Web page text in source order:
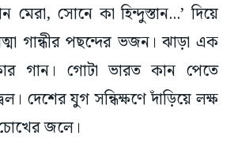
মেরা, সোনে কা হিন্দুস্তান...’ দিয়ে
গান্ধীর পছন্দের ভজন। ঝাড়া এক
গান। গোটা ভারত কান পেতে
দেশের যুগ সন্ধিক্ষণে দাঁড়িয়ে লক্ষ
জলে।